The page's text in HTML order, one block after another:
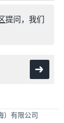
提问，我们
）有限公司